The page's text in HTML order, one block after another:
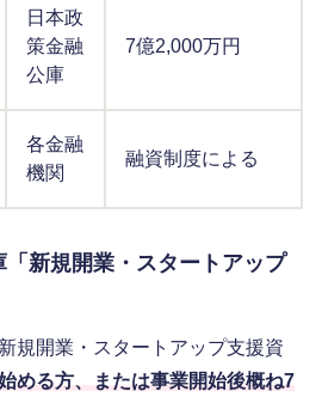
日本政
策金融
公庫
7億2,000万円
各金融
機関
融資制度による
「新規開業・スタートアップ
規開業・スタートアップ支援資
める方、または事業開始後概ね7